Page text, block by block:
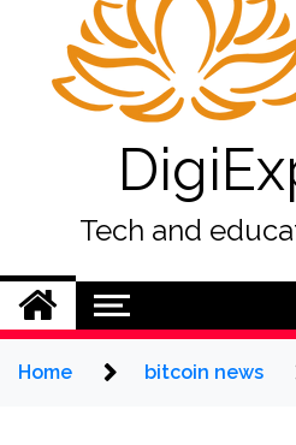
Tech and
Home bitcoin news